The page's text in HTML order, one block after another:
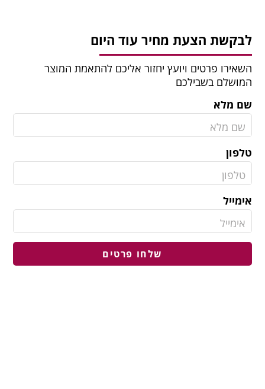
לבקשת הצעת מחיר עוד היום
השאירו פרטים ויועץ יחזור אליכם להתאמת המוצר
המושלם בשבילכם
שם מלא
טלפון
אימייל
שלחו פרטים